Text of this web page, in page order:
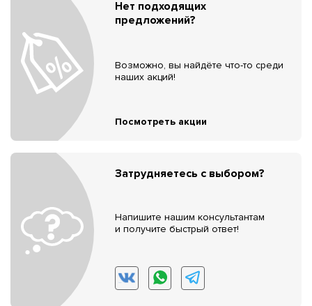
Нет подходящих
предложений?
Возможно, вы найдёте что-то среди
наших акций!
Посмотреть акции
Затрудняетесь с выбором?
Напишите нашим консультантам
и получите быстрый ответ!